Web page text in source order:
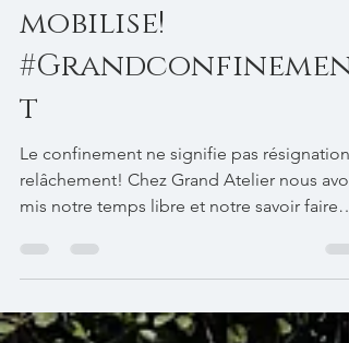
20 mars 2020
1 min de lecture
Grand Atelier se
mobilise!
#Grandconfinemen
t
Le confinement ne signifie pas résignation
relâchement! Chez Grand Atelier nous
au...